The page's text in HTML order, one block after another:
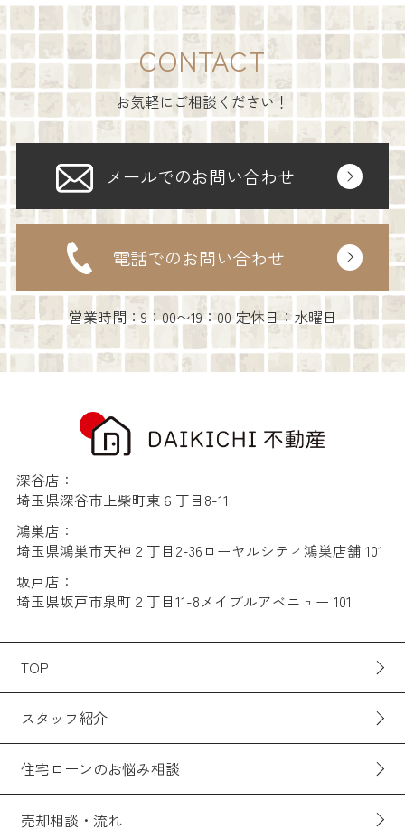
CONTACT
お気軽にご相談ください！
メールでのお問い合わせ
電話でのお問い合わせ
営業時間：9：00〜19：00 定休日：水曜日
深谷店：
埼玉県深谷市上柴町東６丁目8-11
鴻巣店：
埼玉県鴻巣市天神２丁目2-36ローヤルシティ鴻巣店舗 101
坂戸店：
埼玉県坂戸市泉町２丁目11-8メイプルアベニュー 101
TOP
スタッフ紹介
住宅ローンのお悩み相談
売却相談・流れ